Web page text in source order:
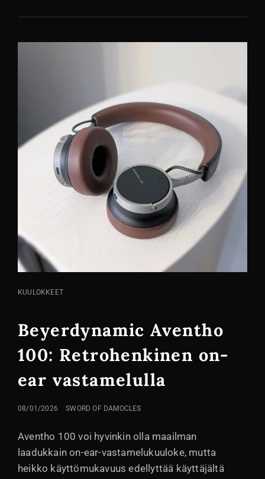
VÄHÄLLE
JÄÄNYT
KISSA
KUULOKKEET
Beyerdynamic Aventho
100: Retrohenkinen on-
ear vastamelulla
LÄHETETTY
08/01/2026 SWORD OF DAMOCLES
Aventho 100 voi hyvinkin olla maailman
laadukkain on-ear-vastamelukuuloke, mutta
heikko käyttömukavuus edellyttää käyttäjältä